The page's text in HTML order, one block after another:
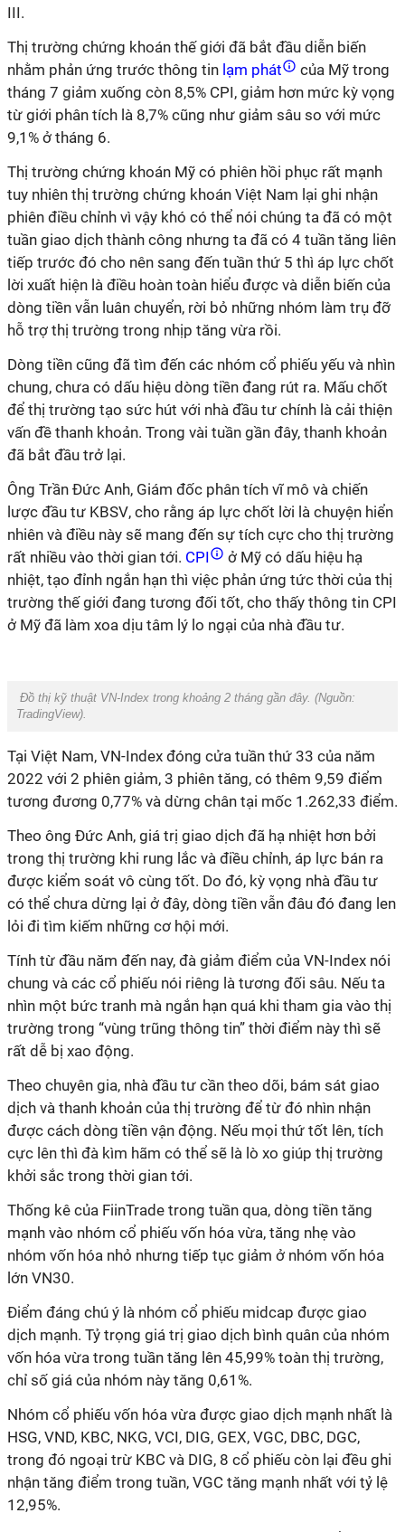
III.
Thị trường chứng khoán thế giới đã bắt đầu diễn biến
nhằm phản ứng trước thông tin lạm phát
của Mỹ trong
tháng 7 giảm xuống còn 8,5% CPI, giảm hơn mức kỳ vọng
từ giới phân tích là 8,7% cũng như giảm sâu so với mức
9,1% ở tháng 6.
Thị trường chứng khoán Mỹ có phiên hồi phục rất mạnh
tuy nhiên thị trường chứng khoán Việt Nam lại ghi nhận
phiên điều chỉnh vì vậy khó có thể nói chúng ta đã có một
tuần giao dịch thành công nhưng ta đã có 4 tuần tăng liên
tiếp trước đó cho nên sang đến tuần thứ 5 thì áp lực chốt
lời xuất hiện là điều hoàn toàn hiểu được và diễn biến của
dòng tiền vẫn luân chuyển, rời bỏ những nhóm làm trụ đỡ
hỗ trợ thị trường trong nhịp tăng vừa rồi.
Dòng tiền cũng đã tìm đến các nhóm cổ phiếu yếu và nhìn
chung, chưa có dấu hiệu dòng tiền đang rút ra. Mấu chốt
để thị trường tạo sức hút với nhà đầu tư chính là cải thiện
vấn đề thanh khoản. Trong vài tuần gần đây, thanh khoản
đã bắt đầu trở lại.
Ông Trần Đức Anh, Giám đốc phân tích vĩ mô và chiến
lược đầu tư KBSV, cho rằng áp lực chốt lời là chuyện hiển
nhiên và điều này sẽ mang đến sự tích cực cho thị trường
rất nhiều vào thời gian tới. CPI
ở Mỹ có dấu hiệu hạ
nhiệt, tạo đỉnh ngắn hạn thì việc phản ứng tức thời của thị
trường thế giới đang tương đối tốt, cho thấy thông tin CPI
ở Mỹ đã làm xoa dịu tâm lý lo ngại của nhà đầu tư.
Đồ thị kỹ thuật VN-Index trong khoảng 2 tháng gần đây. (Nguồn:
TradingView).
Tại Việt Nam, VN-Index đóng cửa tuần thứ 33 của năm
2022 với 2 phiên giảm, 3 phiên tăng, có thêm 9,59 điểm
tương đương 0,77% và dừng chân tại mốc 1.262,33 điểm.
Theo ông Đức Anh, giá trị giao dịch đã hạ nhiệt hơn bởi
trong thị trường khi rung lắc và điều chỉnh, áp lực bán ra
được kiểm soát vô cùng tốt. Do đó, kỳ vọng nhà đầu tư
có thể chưa dừng lại ở đây, dòng tiền vẫn đâu đó đang len
lỏi đi tìm kiếm những cơ hội mới.
Tính từ đầu năm đến nay, đà giảm điểm của VN-Index nói
chung và các cổ phiếu nói riêng là tương đối sâu. Nếu ta
nhìn một bức tranh mà ngắn hạn quá khi tham gia vào thị
trường trong “vùng trũng thông tin” thời điểm này thì sẽ
rất dễ bị xao động.
Theo chuyên gia, nhà đầu tư cần theo dõi, bám sát giao
dịch và thanh khoản của thị trường để từ đó nhìn nhận
được cách dòng tiền vận động. Nếu mọi thứ tốt lên, tích
cực lên thì đà kìm hãm có thể sẽ là lò xo giúp thị trường
khởi sắc trong thời gian tới.
Thống kê của FiinTrade trong tuần qua, dòng tiền tăng
mạnh vào nhóm cổ phiếu vốn hóa vừa, tăng nhẹ vào
nhóm vốn hóa nhỏ nhưng tiếp tục giảm ở nhóm vốn hóa
lớn VN30.
Điểm đáng chú ý là nhóm cổ phiếu midcap được giao
dịch mạnh. Tỷ trọng giá trị giao dịch bình quân của nhóm
vốn hóa vừa trong tuần tăng lên 45,99% toàn thị trường,
chỉ số giá của nhóm này tăng 0,61%.
Nhóm cổ phiếu vốn hóa vừa được giao dịch mạnh nhất là
HSG, VND, KBC, NKG, VCI, DIG, GEX, VGC, DBC, DGC,
trong đó ngoại trừ KBC và DIG, 8 cổ phiếu còn lại đều ghi
nhận tăng điểm trong tuần, VGC tăng mạnh nhất với tỷ lệ
12,95%.